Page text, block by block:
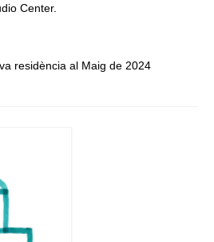
Center.
residència al Maig de 2024